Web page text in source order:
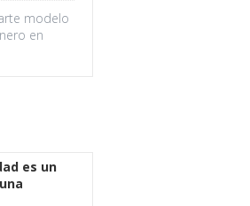
modelo
en
es un